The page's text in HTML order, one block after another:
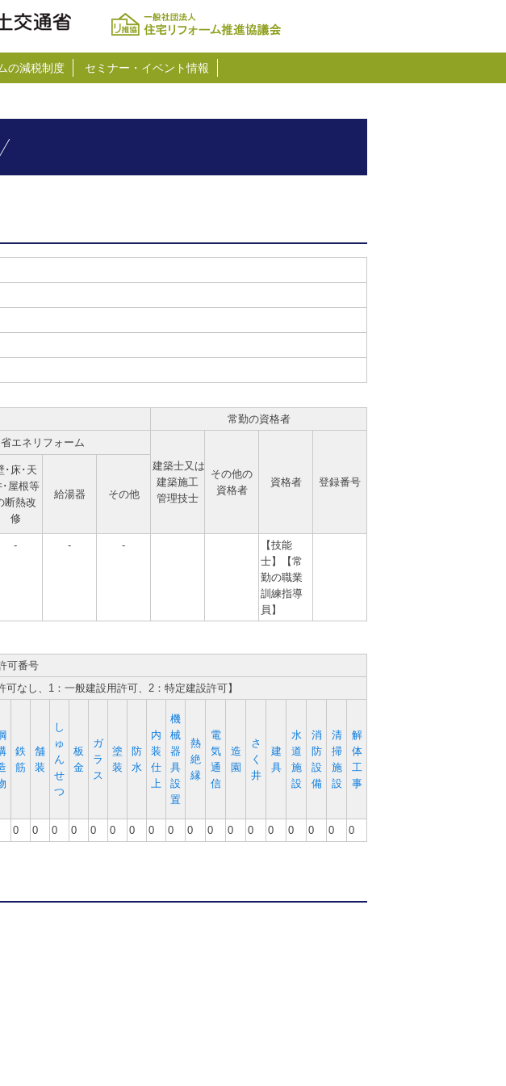
の減税制度 セミナー・イベント情報
常勤の資格者
省エネリフォーム
建築士又は
建築施工
管理技士
その他の
資格者
資格者 登録番号
･床･天
･屋根等
断熱改
修
給湯器 その他
- - -
【技能
士】【常
勤の職業
訓練指導
員】
可番号
可なし、1：一般建設用許可、2：特定建設許可】
鉄
筋
舗
装
し
ゅ
ん
せ
つ
板
金
ガ
ラ
ス
塗
装
防
水
内
装
仕
上
機
械
器
具
設
置
熱
絶
縁
電
気
通
信
造
園
さ
く
井
建
具
水
道
施
設
消
防
設
備
清
掃
施
設
解
体
工
事
0 0 0 0 0 0 0 0 0 0 0 0 0 0 0 0 0 0